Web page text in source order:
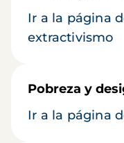
Ir a la página
extractivismo
Pobreza y
Ir a la página